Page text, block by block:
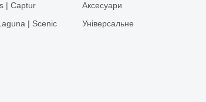
| Captur
| Scenic
Аксесуари
Універсальне